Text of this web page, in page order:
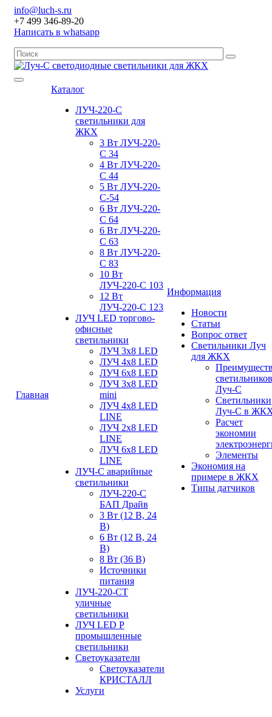
info@luch-s.ru
+7 499 346-89-20
Написать в whatsapp
Главная
Каталог
ЛУЧ-220-С
светильники для
ЖКХ
3 Вт ЛУЧ-220-
С 34
4 Вт ЛУЧ-220-
С 44
5 Вт ЛУЧ-220-
С-54
6 Вт ЛУЧ-220-
С 64
6 Вт ЛУЧ-220-
С 63
8 Вт ЛУЧ-220-
С 83
10 Вт
ЛУЧ-220-С 103
12 Вт
ЛУЧ-220-С 123
ЛУЧ LED торгово-
офисные
светильники
ЛУЧ 3х8 LED
ЛУЧ 4х8 LED
ЛУЧ 6х8 LED
ЛУЧ 3х8 LED
mini
ЛУЧ 4х8 LED
LINE
ЛУЧ 2х8 LED
LINE
ЛУЧ 6х8 LED
LINE
ЛУЧ-С аварийные
светильники
ЛУЧ-220-С
БАП Драйв
3 Вт (12 В, 24
В)
6 Вт (12 В, 24
В)
8 Вт (36 В)
Источники
питания
ЛУЧ-220-СТ
уличные
светильники
ЛУЧ LED P
промышленные
светильники
Светоуказатели
Светоуказатели
КРИСТАЛЛ
Услуги
Информация
Новости
Статьи
Вопрос ответ
Светильники Луч
для ЖКХ
светильников
Луч-С
Светильники
Луч-С в
Расчет
экономии
Элементы
Экономия на
примере в ЖКХ
Типы датчиков